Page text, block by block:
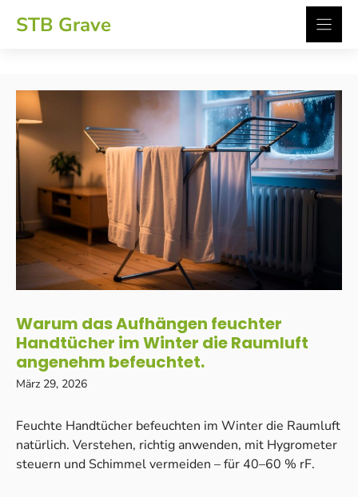
InhaltSTB Grave
Warum das Aufhängen feuchter
Handtücher im Winter die Raumluft
angenehm befeuchtet.
März 29, 2026
Feuchte Handtücher befeuchten im Winter die Raumluft
natürlich. Verstehen, richtig anwenden, mit Hygrometer
steuern und Schimmel vermeiden – für 40–60 % rF.